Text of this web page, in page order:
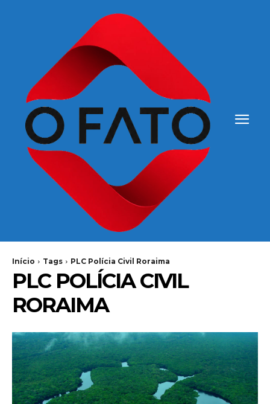
Início Tags PLC Polícia Civil Roraima
PLC POLÍCIA CIVIL
RORAIMA